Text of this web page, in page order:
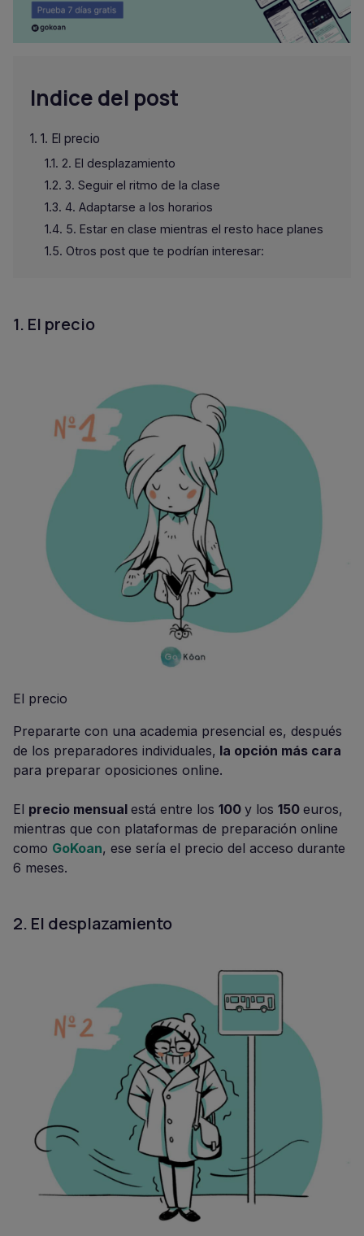
Indice del post
1. El precio
2. El desplazamiento
3. Seguir el ritmo de la clase
4. Adaptarse a los horarios
5. Estar en clase mientras el resto hace planes
Otros post que te podrían interesar:
1. El precio
El precio
Prepararte con una academia presencial es, después
de los preparadores individuales, la opción más cara
para preparar oposiciones online.
El precio mensual está entre los 100 y los 150 euros,
mientras que con plataformas de preparación online
como GoKoan, ese sería el precio del acceso durante
6 meses.
2. El desplazamiento